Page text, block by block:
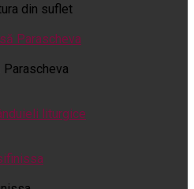
din suflet
Parascheva
liturgice